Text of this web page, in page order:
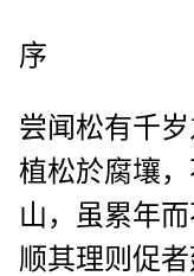
序
尝闻松有千
植松於腐壤
山，虽累年
顺其理则促